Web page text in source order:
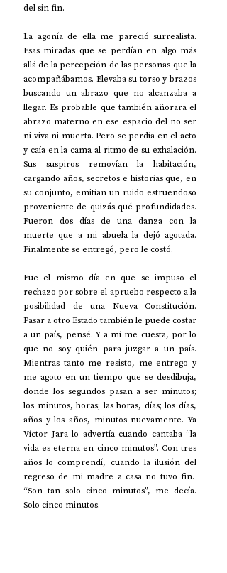
del sin fin.
La agonía de ella me pareció surrealista.
Esas miradas que se perdían en algo más
allá de la percepción de las personas que la
acompañábamos. Elevaba su torso y brazos
buscando un abrazo que no alcanzaba a
llegar. Es probable que también añorara el
abrazo materno en ese espacio del no ser
ni viva ni muerta. Pero se perdía en el acto
y caía en la cama al ritmo de su exhalación.
Sus suspiros removían la habitación,
cargando años, secretos e historias que, en
su conjunto, emitían un ruido estruendoso
proveniente de quizás qué profundidades.
Fueron dos días de una danza con la
muerte que a mi abuela la dejó agotada.
Finalmente se entregó, pero le costó.
Fue el mismo día en que se impuso el
rechazo por sobre el apruebo respecto a la
posibilidad de una Nueva Constitución.
Pasar a otro Estado también le puede costar
a un país, pensé. Y a mí me cuesta, por lo
que no soy quién para juzgar a un país.
Mientras tanto me resisto, me entrego y
me agoto en un tiempo que se desdibuja,
donde los segundos pasan a ser minutos;
los minutos, horas; las horas, días; los días,
años y los años, minutos nuevamente. Ya
Víctor Jara lo advertía cuando cantaba “la
vida es eterna en cinco minutos”. Con tres
años lo comprendí, cuando la ilusión del
regreso de mi madre a casa no tuvo fin.
“Son tan solo cinco minutos”, me decía.
Solo cinco minutos.